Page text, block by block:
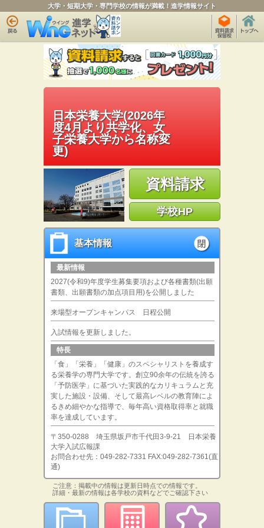
大学・短期大学・専門学校の情報が満載！進学情報サイト
日本栄養大学(2026年
度4月より共学化、女
子栄養大学から名称変
更)
資料請求
学校HP
基本情報
基本情報
最新情報
2027(令和9)年度学生募集要項および各種書類(出願
書類、出願書類の加点項目用)を公開しました
来場型オープンキャンパス 日程公開
入試情報を更新しました。
特長
「食」「栄養」「健康」のスペシャリストを養成す
る栄養学の専門大学です。創立90余年の伝統を誇る
「予防医学」に基づいた実践的なカリキュラムと充
実した施設・設備、そして最高レベルの教育陣によ
るきめ細やかな指導で、毎年高い資格取得率と就職
率を達成しています。
〒350-0288 埼玉県坂戸市千代田3-9-21 日本栄養
大学入試広報課
お問合わせ先：049-282-7331 FAX:049-282-7361(直
通)
ご注意：掲載中の情報は更新日時点での情報です。
詳細・最新の情報は各学校の資料などでご確認下さい